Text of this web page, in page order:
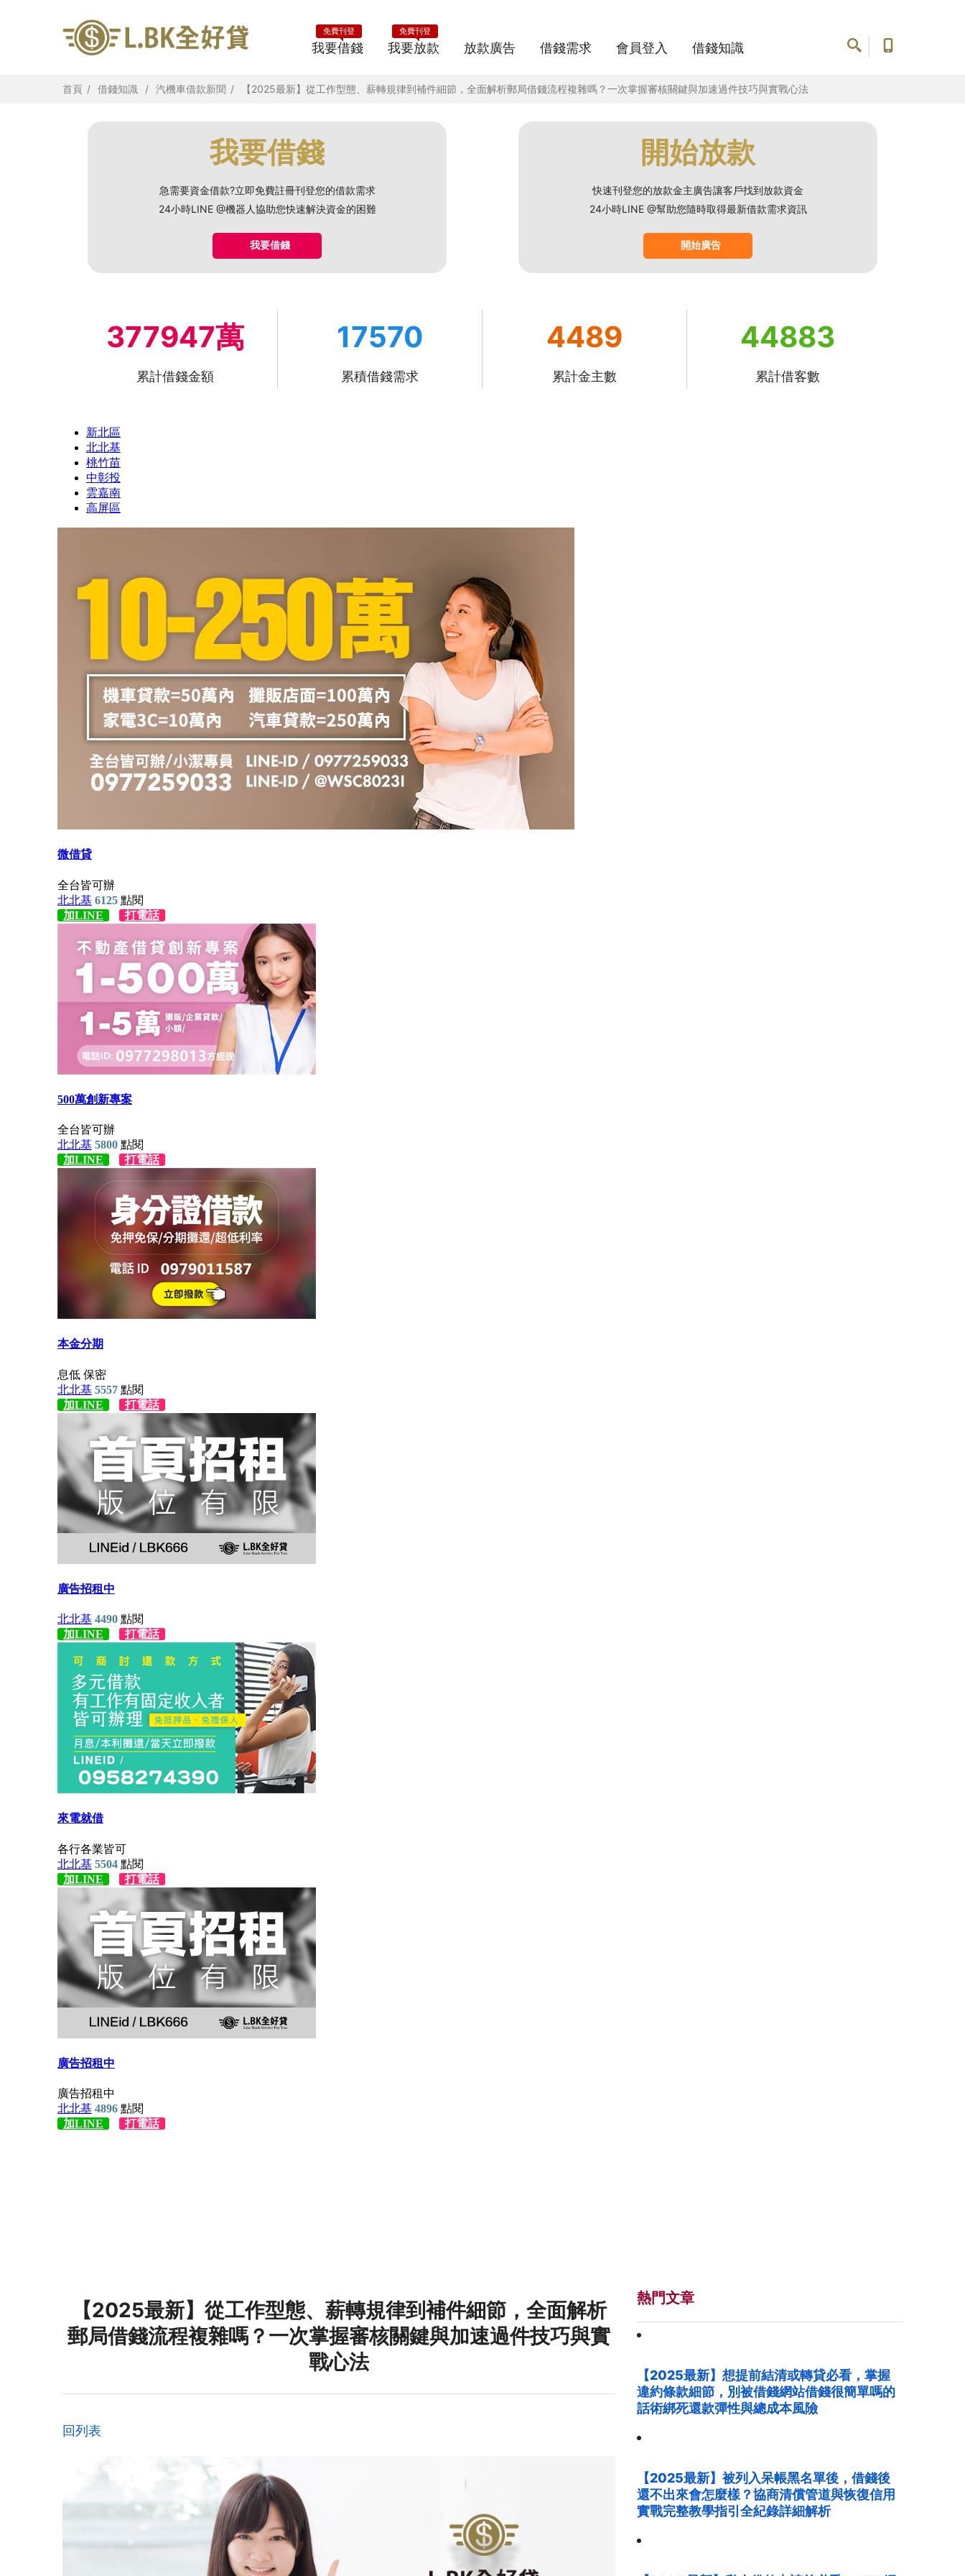
我要借錢
免費刊登
我要放款
免費刊登
放款廣告 借錢需求 會員登入 借錢知識
首頁 借錢知識 汽機車借款新聞 【2025最新】從工作型態、薪轉規律到補件細節，全面解析郵局借錢流程複雜嗎？一次掌握審核關鍵與加速過件技巧與實戰心法
我要借錢
急需要資金借款?立即免費註冊刊登您的借款需求
24小時LINE @機器人協助您快速解決資金的困難
我要借錢
開始放款
快速刊登您的放款金主廣告讓客戶找到放款資金
24小時LINE @幫助您隨時取得最新借款需求資訊
開始廣告
377947萬
累計借錢金額
17570
累積借錢需求
4489
累計金主數
44883
累計借客數
【2025最新】從工作型態、薪轉規律到補件細節，全面解析
郵局借錢流程複雜嗎？一次掌握審核關鍵與加速過件技巧與實
戰心法
回列表
熱門文章
【2025最新】想提前結清或轉貸必看，掌握
違約條款細節，別被借錢網站借錢很簡單嗎的
話術綁死還款彈性與總成本風險
【2025最新】被列入呆帳黑名單後，借錢後
還不出來會怎麼樣？協商清償管道與恢復信用
實戰完整教學指引全紀錄詳細解析